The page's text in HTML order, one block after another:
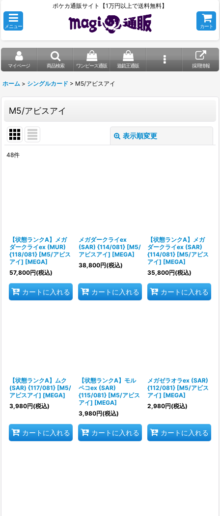
ポケカ通販サイト【1万円以上で送料無料】
メニュー カート
マイページ 商品検索 ワンピース通販 遊戯王通販 採用情報
ホーム > シングルカード > M5/アビスアイ
M5/アビスアイ
表示順変更
絞り込む
48件
【状態ランクA】メガ
ダークライex (MUR)
{118/081} [M5/アビス
アイ] [MEGA]
57,800円(税込)
カートに入れる
メガダークライex
(SAR) {114/081} [M5/
アビスアイ] [MEGA]
38,800円(税込)
カートに入れる
【状態ランクA】メガ
ダークライex (SAR)
{114/081} [M5/アビス
アイ] [MEGA]
35,800円(税込)
カートに入れる
【状態ランクA】ムク
(SAR) {117/081} [M5/
アビスアイ] [MEGA]
3,980円(税込)
カートに入れる
【状態ランクA】モル
ペコex (SAR)
{115/081} [M5/アビス
アイ] [MEGA]
3,980円(税込)
カートに入れる
メガゼラオラex (SAR)
{112/081} [M5/アビス
アイ] [MEGA]
2,980円(税込)
カートに入れる